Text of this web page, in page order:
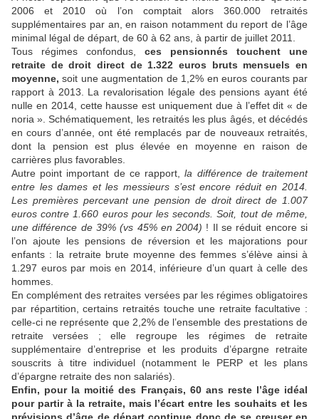
2006 et 2010 où l’on comptait alors 360.000 retraités
supplémentaires par an, en raison notamment du report de l’âge
minimal légal de départ, de 60 à 62 ans, à partir de juillet 2011.
Tous régimes confondus, ces pensionnés touchent une
retraite de droit direct de 1.322 euros bruts mensuels en
moyenne, soit une augmentation de 1,2% en euros courants par
rapport à 2013. La revalorisation légale des pensions ayant été
nulle en 2014, cette hausse est uniquement due à l’effet dit « de
noria ». Schématiquement, les retraités les plus âgés, et décédés
en cours d’année, ont été remplacés par de nouveaux retraités,
dont la pension est plus élevée en moyenne en raison de
carrières plus favorables.
Autre point important de ce rapport,la différence de traitement
entre les dames et les messieurs s’est encore réduit en 2014.
Les premières percevant une pension de droit direct de 1.007
euros contre 1.660 euros pour les seconds. Soit, tout de même,
une différence de 39% (vs 45% en 2004) ! Il se réduit encore si
l’on ajoute les pensions de réversion et les majorations pour
enfants : la retraite brute moyenne des femmes s’élève ainsi à
1.297 euros par mois en 2014, inférieure d’un quart à celle des
hommes.
En complément des retraites versées par les régimes obligatoires
par répartition, certains retraités touche une retraite facultative :
celle-ci ne représente que 2,2% de l’ensemble des prestations de
retraite versées ; elle regroupe les régimes de retraite
supplémentaire d’entreprise et les produits d’épargne retraite
souscrits à titre individuel (notamment le PERP et les plans
d’épargne retraite des non salariés).
Enfin, pour la moitié des Français, 60 ans reste l’âge idéal
pour partir à la retraite, mais l’écart entre les souhaits et les
prévisions d’âge de départ continue donc de se creuser en